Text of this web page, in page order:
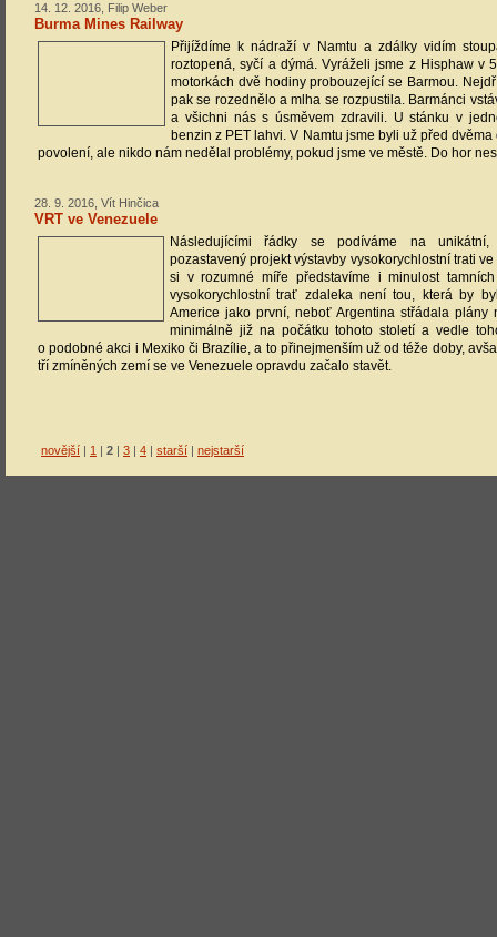
14. 12. 2016, Filip Weber
Burma Mines Railway
Přijíždíme k nádraží v Namtu a zdálky vidím
roztopená, syčí a dýmá. Vyráželi jsme z Hisphaw v
motorkách dvě hodiny probouzející se Barmou.
pak se rozednělo a mlha se rozpustila. Barmánci
a všichni nás s úsměvem zdravili. U stánku v
benzin z PET lahvi. V Namtu jsme byli už před
povolení, ale nikdo nám nedělal problémy, pokud jsme ve městě. Do hor
28. 9. 2016, Vít Hinčica
VRT ve Venezuele
Následujícími řádky se podíváme na
pozastavený projekt výstavby vysokorychlostní trati
si v rozumné míře představíme i minulost
vysokorychlostní trať zdaleka není tou, která by
Americe jako první, neboť Argentina střádala plány
minimálně již na počátku tohoto století a vedle
o podobné akci i Mexiko či Brazílie, a to přinejmenším už od téže doby,
tří zmíněných zemí se ve Venezuele opravdu začalo stavět.
novější | 1 | 2 | 3 | 4 | starší | nejstarší